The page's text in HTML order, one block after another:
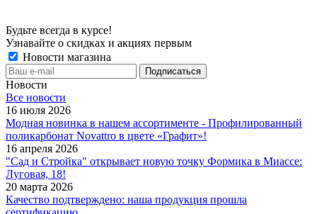
Будьте всегда в курсе!
Узнавайте о скидках и акциях первым
Новости магазина
Новости
Все новости
16 июля 2026
Модная новинка в нашем ассортименте - Профилированный
поликарбонат Novattro в цвете «Графит»!
16 апреля 2026
"Сад и Стройка" открывает новую точку Формика в Миассе:
Луговая, 18!
20 марта 2026
Качество подтверждено: наша продукция прошла